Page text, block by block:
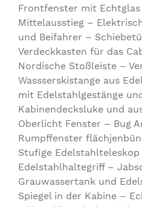
Frontfenster mit Echtglas
Mittelausstieg –
und Beifahrer –
Verdeckkasten für das
Nordische Stoßleiste –
Wassserskistange aus
mit Edelstahlgestänge
Kabinendecksluke und
Oberlicht Fenster – Bug
Rumpffenster
Stufige
Edelstahlhaltegriff –
Grauwassertank und
Spiegel in der Kabine –